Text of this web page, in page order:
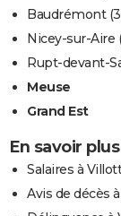
Baudrémont
Nicey-sur-Aire
Rupt-devant-
Meuse
Grand Est
En savoir
Salaires à
Avis de décès